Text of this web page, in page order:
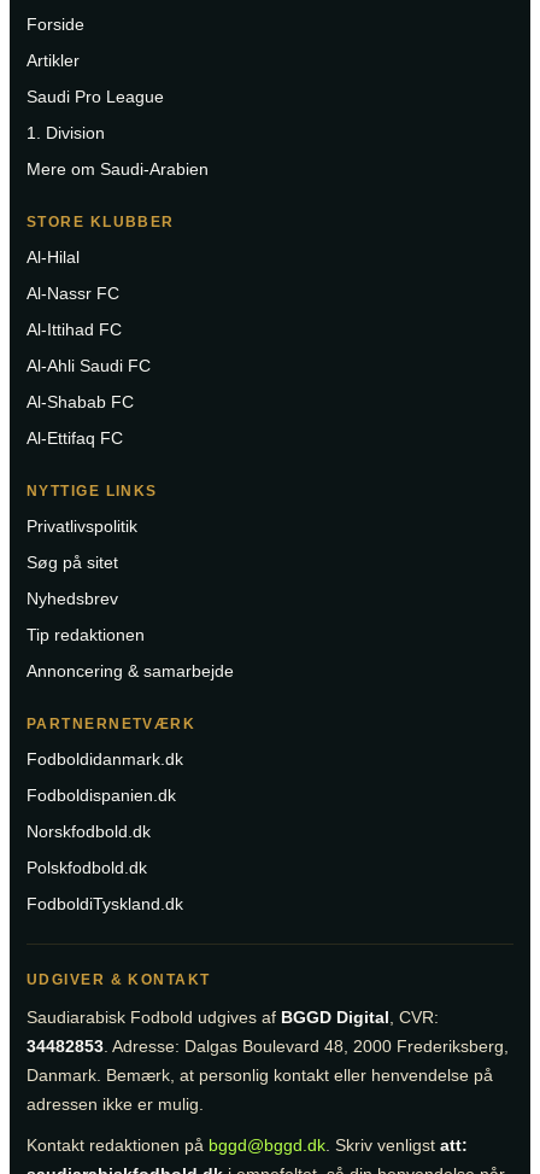
Forside
Artikler
Saudi Pro League
1. Division
Mere om Saudi-Arabien
STORE KLUBBER
Al-Hilal
Al-Nassr FC
Al-Ittihad FC
Al-Ahli Saudi FC
Al-Shabab FC
Al-Ettifaq FC
NYTTIGE LINKS
Privatlivspolitik
Søg på sitet
Nyhedsbrev
Tip redaktionen
Annoncering & samarbejde
PARTNERNETVÆRK
Fodboldidanmark.dk
Fodboldispanien.dk
Norskfodbold.dk
Polskfodbold.dk
FodboldiTyskland.dk
UDGIVER & KONTAKT
Saudiarabisk Fodbold udgives af BGGD Digital, CVR:
34482853. Adresse: Dalgas Boulevard 48, 2000 Frederiksberg,
Danmark. Bemærk, at personlig kontakt eller henvendelse på
adressen ikke er mulig.
Kontakt redaktionen på bggd@bggd.dk. Skriv venligst att: